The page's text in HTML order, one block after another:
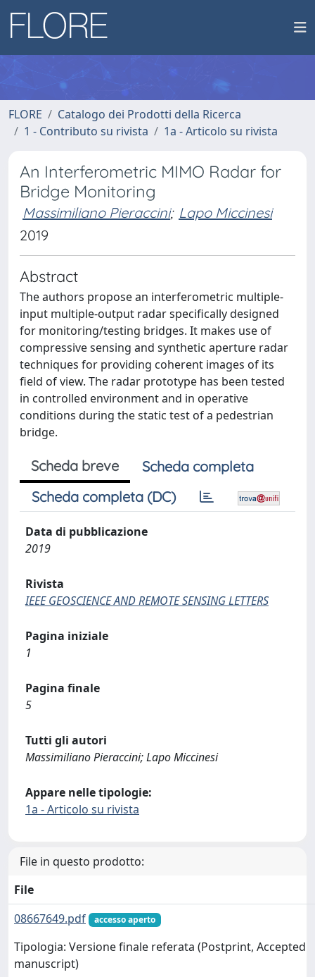
FLORE
Catalogo dei Prodotti della Ricerca
1 - Contributo su rivista
1a - Articolo su rivista
An Interferometric MIMO Radar for
Bridge Monitoring
Massimiliano Pieraccini; Lapo Miccinesi
2019
Abstract
The authors propose an interferometric multiple-
input multiple-output radar specifically designed
for monitoring/testing bridges. It makes use of
compressive sensing and synthetic aperture radar
techniques for providing coherent images of its
field of view. The radar prototype has been tested
in controlled environment and in operative
conditions during the static test of a pedestrian
bridge.
Scheda breve
Scheda completa
Scheda completa (DC)
Data di pubblicazione
2019
Rivista
IEEE GEOSCIENCE AND REMOTE SENSING LETTERS
Pagina iniziale
1
Pagina finale
5
Tutti gli autori
Massimiliano Pieraccini; Lapo Miccinesi
Appare nelle tipologie:
1a - Articolo su rivista
File in questo prodotto:
File
08667649.pdf
accesso aperto
Tipologia: Versione finale referata (Postprint, Accepted
manuscript)